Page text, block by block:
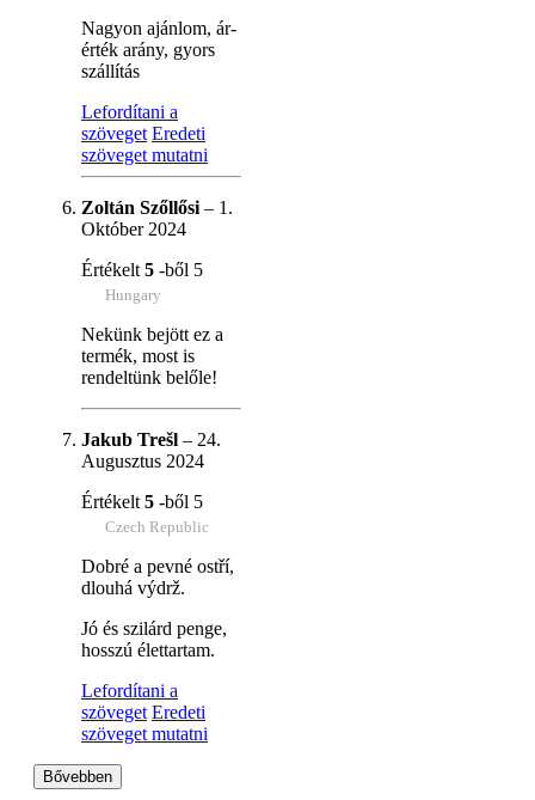
Nagyon ajánlom, ár-
érték arány, gyors
szállítás
Lefordítani a
szöveget Eredeti
szöveget mutatni
Zoltán Szőllősi – 1.
Október 2024
Értékelt 5 -ből 5
Hungary
Nekünk bejött ez a
termék, most is
rendeltünk belőle!
Jakub Trešl – 24.
Augusztus 2024
Értékelt 5 -ből 5
Czech Republic
Dobré a pevné ostří,
dlouhá výdrž.
Jó és szilárd penge,
hosszú élettartam.
Lefordítani a
szöveget Eredeti
szöveget mutatni
Bővebben